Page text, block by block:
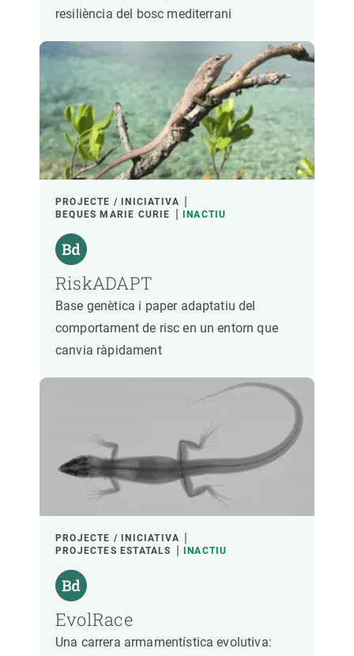
resiliència del bosc mediterrani
PROJECTE / INICIATIVA
BEQUES MARIE CURIE
INACTIU
RiskADAPT
Base genètica i paper adaptatiu del
comportament de risc en un entorn que
canvia ràpidament
PROJECTE / INICIATIVA
PROJECTES ESTATALS
INACTIU
EvolRace
Una carrera armamentística evolutiva: